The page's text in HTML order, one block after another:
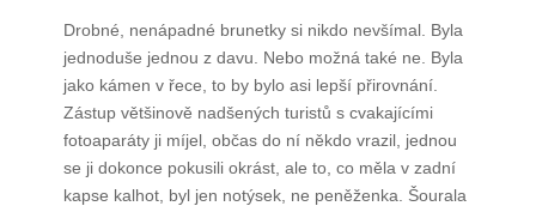
Drobné, nenápadné brunetky si nikdo nevšímal. Byla
jednoduše jednou z davu. Nebo možná také ne. Byla
jako kámen v řece, to by bylo asi lepší přirovnání.
Zástup většinově nadšených turistů s cvakajícími
fotoaparáty ji míjel, občas do ní někdo vrazil, jednou
se ji dokonce pokusili okrást, ale to, co měla v zadní
kapse kalhot, byl jen notýsek, ne peněženka. Šourala